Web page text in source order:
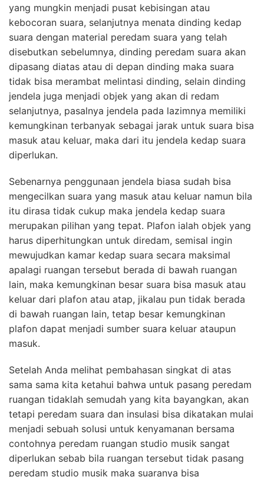
yang mungkin menjadi pusat kebisingan atau
kebocoran suara, selanjutnya menata dinding kedap
suara dengan material peredam suara yang telah
disebutkan sebelumnya, dinding peredam suara akan
dipasang diatas atau di depan dinding maka suara
tidak bisa merambat melintasi dinding, selain dinding
jendela juga menjadi objek yang akan di redam
selanjutnya, pasalnya jendela pada lazimnya memiliki
kemungkinan terbanyak sebagai jarak untuk suara bisa
masuk atau keluar, maka dari itu jendela kedap suara
diperlukan.
Sebenarnya penggunaan jendela biasa sudah bisa
mengecilkan suara yang masuk atau keluar namun bila
itu dirasa tidak cukup maka jendela kedap suara
merupakan pilihan yang tepat. Plafon ialah objek yang
harus diperhitungkan untuk diredam, semisal ingin
mewujudkan kamar kedap suara secara maksimal
apalagi ruangan tersebut berada di bawah ruangan
lain, maka kemungkinan besar suara bisa masuk atau
keluar dari plafon atau atap, jikalau pun tidak berada
di bawah ruangan lain, tetap besar kemungkinan
plafon dapat menjadi sumber suara keluar ataupun
masuk.
Setelah Anda melihat pembahasan singkat di atas
sama sama kita ketahui bahwa untuk pasang peredam
ruangan tidaklah semudah yang kita bayangkan, akan
tetapi peredam suara dan insulasi bisa dikatakan mulai
menjadi sebuah solusi untuk kenyamanan bersama
contohnya peredam ruangan studio musik sangat
diperlukan sebab bila ruangan tersebut tidak pasang
peredam studio musik maka suaranya bisa